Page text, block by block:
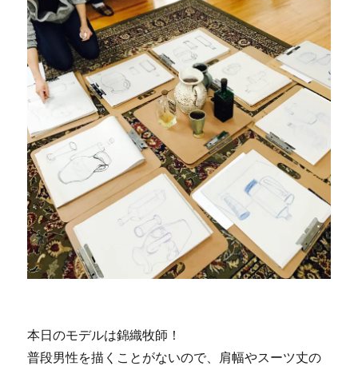
本日のモデルは錦織牧師！
普段男性を描くことがないので、肩幅やスーツ丈の